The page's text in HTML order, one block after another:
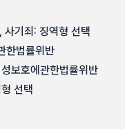
기죄: 징역형 선택
한법률위반
보호에관한법률위반
선택